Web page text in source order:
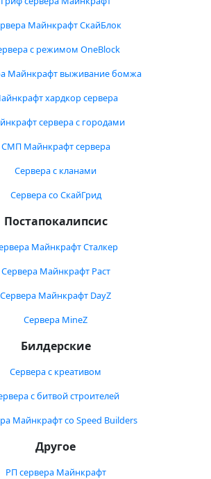
Майнкрафт СкайБлок
с режимом OneBlock
Майнкрафт выживание бомжа
хардкор сервера
сервера с городами
СМП Майнкрафт сервера
Сервера с кланами
Сервера со СкайГрид
Постапокалипсис
Майнкрафт Сталкер
Сервера Майнкрафт Раст
Сервера Майнкрафт DayZ
Сервера MineZ
Билдерские
Сервера с креативом
с битвой строителей
Майнкрафт со Speed Builders
Другое
РП сервера Майнкрафт